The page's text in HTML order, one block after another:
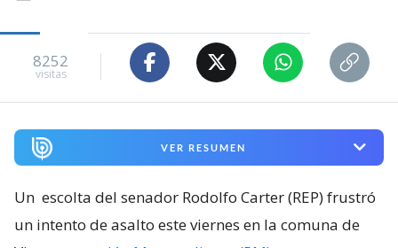
8252
visitas
VER RESUMEN
Un escolta del senador Rodolfo Carter (REP) frustró
un intento de asalto este viernes en la comuna de